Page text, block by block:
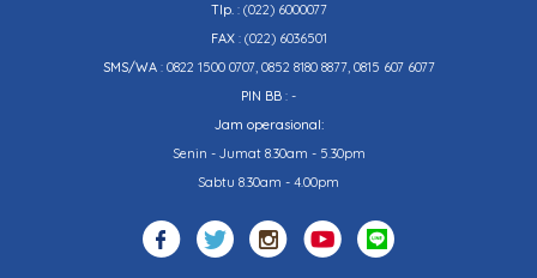
Tlp.: (022) 6000077
FAX: (022) 6036501
SMS/WA: 0822 1500 0707, 0852 8180 8877, 0815 607 6077
PIN BB : -
Jam operasional:
Senin - Jumat 8.30am - 5.30pm
Sabtu 8.30am - 4.00pm